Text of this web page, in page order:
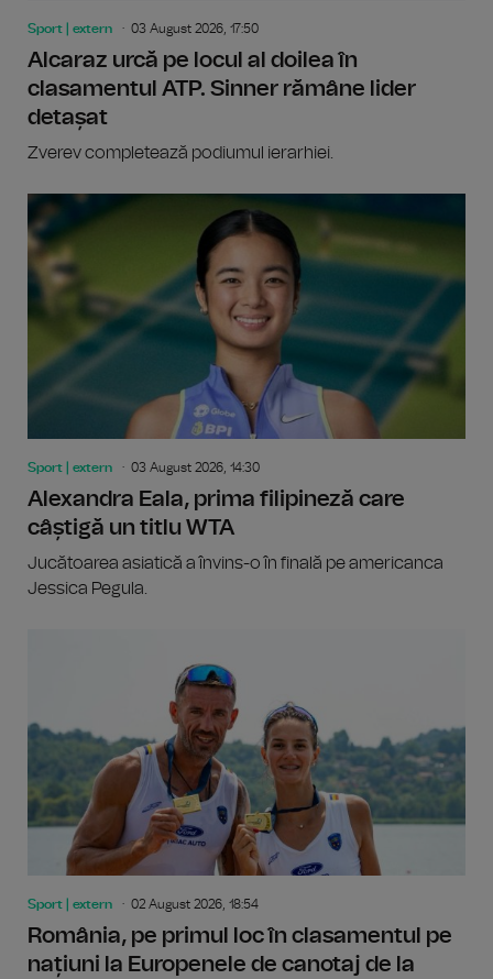
Sport | extern 03 August 2026, 17:50
Alcaraz urcă pe locul al doilea în
clasamentul ATP. Sinner rămâne lider
detașat
Zverev completează podiumul ierarhiei.
Sport | extern 03 August 2026, 14:30
Alexandra Eala, prima filipineză care
câștigă un titlu WTA
Jucătoarea asiatică a învins-o în finală pe americanca
Jessica Pegula.
Sport | extern 02 August 2026, 18:54
România, pe primul loc în clasamentul pe
națiuni la Europenele de canotaj de la